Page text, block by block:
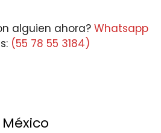
alguien ahora? Whatsapp
(55 78 55 3184)